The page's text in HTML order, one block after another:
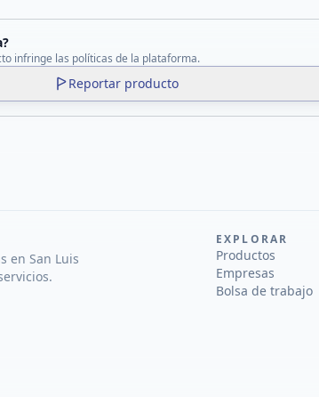
infringe las políticas de la plataforma.
Reportar producto
en San Luis
EXPLORAR
Productos
Empresas
Bolsa de trabajo